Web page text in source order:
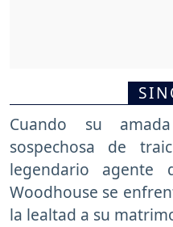
Cuando su
sospechosa de
legendario agente
Woodhouse se
la lealtad a su